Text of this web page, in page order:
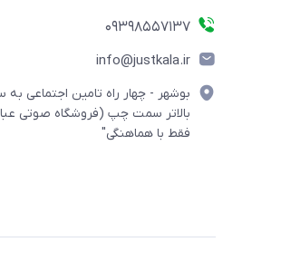
09398557137
info@justkala.ir
بالاتر سمت چپ (فروشگاه صوتی
فقط با هماهنگی"